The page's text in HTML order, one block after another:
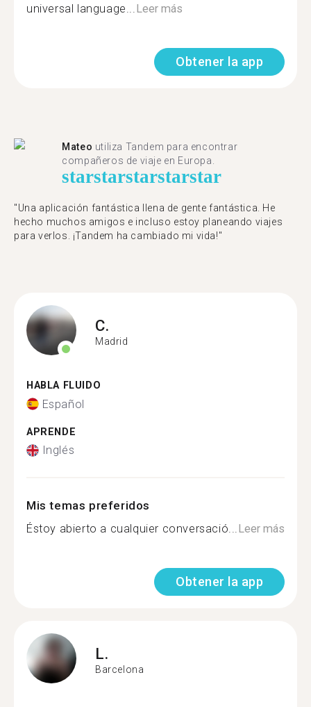
universal language...Leer más
Obtener la app
Mateo utiliza Tandem para encontrar
compañeros de viaje en Europa.
starstarstarstarstar
"Una aplicación fantástica llena de gente fantástica. He
hecho muchos amigos e incluso estoy planeando viajes
para verlos. ¡Tandem ha cambiado mi vida!"
C.
Madrid
HABLA FLUIDO
Español
APRENDE
Inglés
Mis temas preferidos
Éstoy abierto a cualquier conversació...Leer más
Obtener la app
L.
Barcelona